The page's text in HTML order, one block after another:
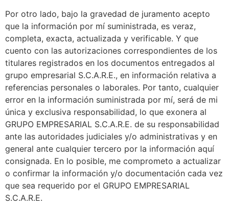
Por otro lado, bajo la gravedad de juramento acepto
que la información por mí suministrada, es veraz,
completa, exacta, actualizada y verificable. Y que
cuento con las autorizaciones correspondientes de los
titulares registrados en los documentos entregados al
grupo empresarial S.C.A.R.E., en información relativa a
referencias personales o laborales. Por tanto, cualquier
error en la información suministrada por mí, será de mi
única y exclusiva responsabilidad, lo que exonera al
GRUPO EMPRESARIAL S.C.A.R.E. de su responsabilidad
ante las autoridades judiciales y/o administrativas y en
general ante cualquier tercero por la información aquí
consignada. En lo posible, me comprometo a actualizar
o confirmar la información y/o documentación cada vez
que sea requerido por el GRUPO EMPRESARIAL
S.C.A.R.E.